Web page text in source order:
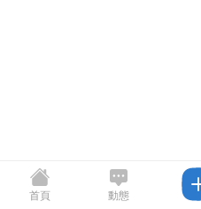
首頁 動態